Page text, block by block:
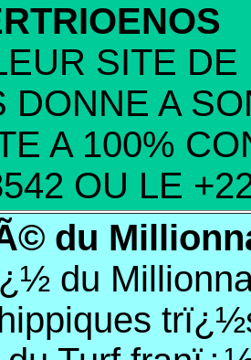
SITE
DONNE A
A 100%
OU LE
du
du